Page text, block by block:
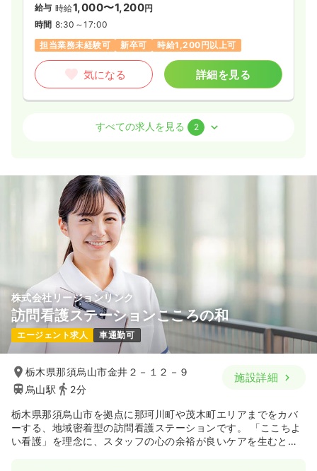
給与 時給1,000〜1,200円
時間 8:30～17:00
担当業務未経験可
新卒可 時給1,200円以上可
気になる 詳細を見る
介護・福祉系正・准看護師
時給1,000〜1,200
7:30～16:30
オンコールあり
担当業務未経験可
時給1,200円以上可
気になる
介護・福祉系正・准看護師 デイケア・デイサービス
日勤のみ（パート） 一時募集休止
給与 時給1,000〜1,200円
時間 7:30～16:30
時給1,200円以上可
気になる 詳細を見る
すべての求人を見る 2
株式会社リージョンリンク
訪問看護ステーションこころの和
エージェント求人 車通勤可
栃木県那須烏山市金井２－１２－９
烏山駅
2分
施設詳細
栃木県那須烏山市を拠点に那珂川町や茂木町エリアまでをカバ
ーする、地域密着型の訪問看護ステーションです。 「ここちよ
い看護」を理念に、スタッフの心の余裕が良いケアを生むとい